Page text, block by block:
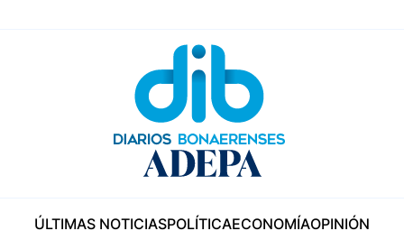
ÚLTIMAS NOTICIASPOLÍTICAECONOMÍAOPINIÓN